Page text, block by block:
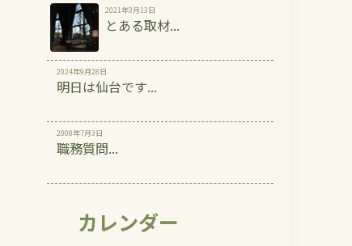
2021年3月13日
とある取材...
2024年9月28日
明日は仙台です...
2008年7月3日
職務質問...
カレンダー